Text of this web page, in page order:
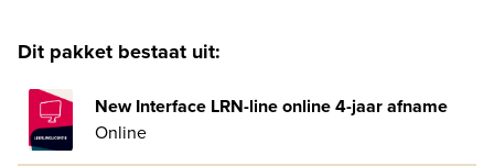
Dit pakket bestaat uit:
New Interface LRN-line online 4-jaar afname
Online